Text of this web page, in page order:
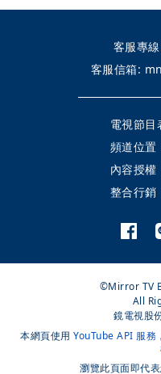
客服專
客服信箱:
電視節目
頻道位置
內容授權
整合行銷
©Mirror TV
All
鏡電視股
本網頁使用 YouTube API 服務
瀏覽此頁面即代